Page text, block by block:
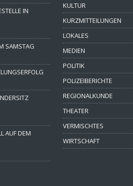
IN
SAMSTAG
AUF DEM
KULTUR
KURZMITTEILUNGEN
LOKALES
MEDIEN
POLITIK
POLIZEIBERICHTE
REGIONALKUNDE
THEATER
VERMISCHTES
WIRTSCHAFT